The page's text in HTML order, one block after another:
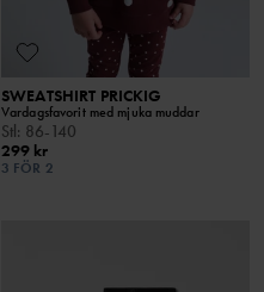
SWEATSHIRT PRICKIG
Vardagsfavorit med mjuka muddar
Stl : 86-140
299 kr
3 FÖR 2